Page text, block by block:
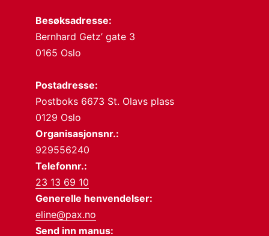
Besøksadresse:
Bernhard Getz’ gate 3
0165 Oslo
Postadresse:
Postboks 6673 St. Olavs plass
0129 Oslo
Organisasjonsnr.:
929556240
Telefonnr.:
23 13 69 10
Generelle henvendelser:
eline@pax.no
Send inn manus: